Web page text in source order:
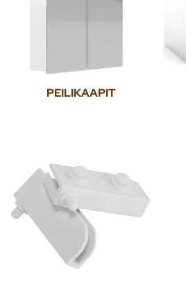
PEILIKAAPIT